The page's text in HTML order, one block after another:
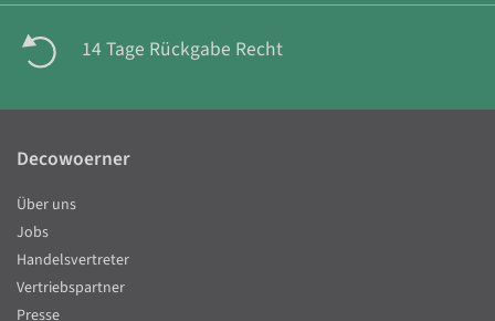
14 Tage Rückgabe Recht
Decowoerner
Über uns
Jobs
Handelsvertreter
Vertriebspartner
Presse